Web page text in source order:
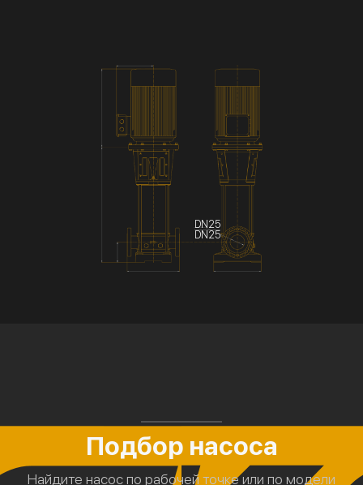
DN25
DN25
Подбор насоса
Найдите насос по рабочей точке или по модели